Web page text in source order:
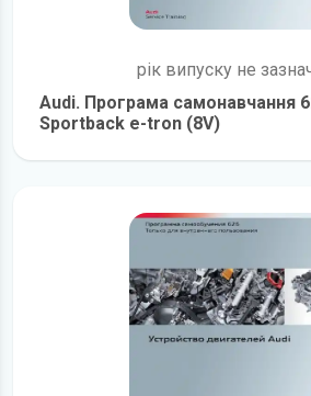
рік випуску не
Audi. Програма самонавчання
Sportback e-tron (8V)